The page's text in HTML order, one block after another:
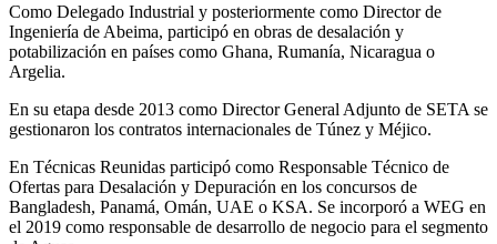
Como Delegado Industrial y posteriormente como Director de
Ingeniería de Abeima, participó en obras de desalación y
potabilización en países como Ghana, Rumanía, Nicaragua o
Argelia.
En su etapa desde 2013 como Director General Adjunto de SETA se
gestionaron los contratos internacionales de Túnez y Méjico.
En Técnicas Reunidas participó como Responsable Técnico de
Ofertas para Desalación y Depuración en los concursos de
Bangladesh, Panamá, Omán, UAE o KSA. Se incorporó a WEG en
el 2019 como responsable de desarrollo de negocio para el segmento